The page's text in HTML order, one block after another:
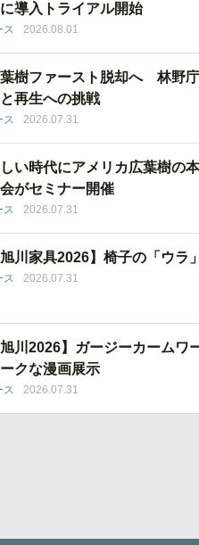
導入トライアル開始
ス 2026.08.01
樹ファースト脱却へ 林野庁
再生への挑戦
ス 2026.07.31
い時代にアメリカ広葉樹の
がセミナー開催
ス 2026.07.31
川家具2026】椅子の「ウラ
ス 2026.07.31
川2026】ガージーカームワ
クな漫画展示
ス 2026.07.31